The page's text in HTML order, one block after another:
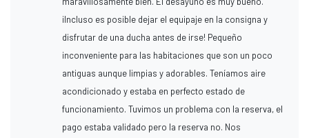
¡Incluso es posible dejar el equipaje en la consigna y
disfrutar de una ducha antes de irse! Pequeño
inconveniente para las habitaciones que son un poco
antiguas aunque limpias y adorables. Teníamos aire
acondicionado y estaba en perfecto estado de
funcionamiento. Tuvimos un problema con la reserva, el
pago estaba validado pero la reserva no. Nos